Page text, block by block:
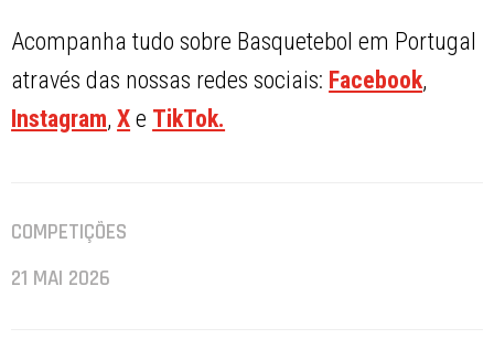
Acompanha tudo sobre Basquetebol em Portugal
através das nossas redes sociais: Facebook,
Instagram,X e TikTok.
COMPETIÇÕES
21 MAI 2026